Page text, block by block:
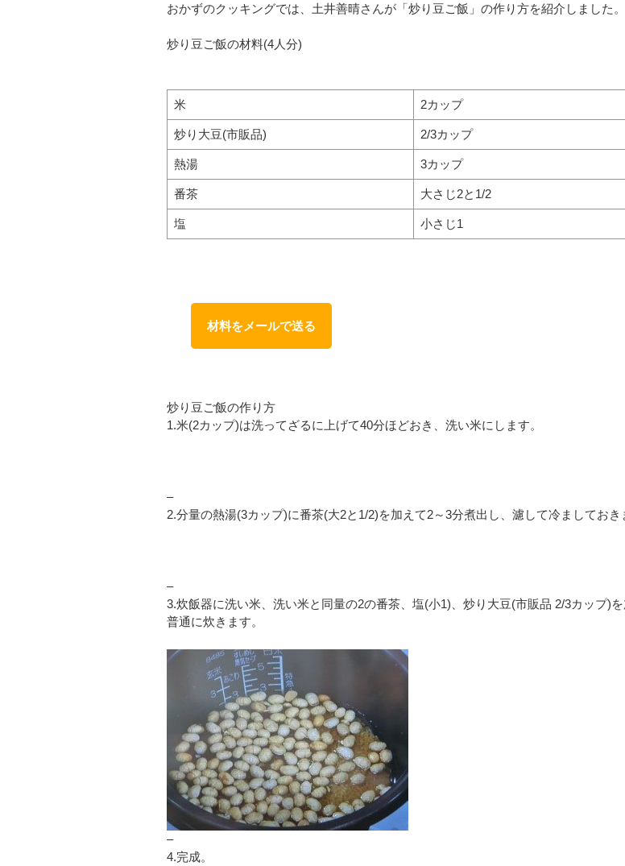
おかずのクッキングでは、土井善晴さんが「炒り豆ご飯」の作り方を紹介しました。
炒り豆ご飯の材料(4人分)
米 2カップ
炒り大豆(市販品) 2/3カップ
熱湯 3カップ
番茶 大さじ2と1/2
塩 小さじ1
材料をメールで送る
炒り豆ご飯の作り方
1.米(2カップ)は洗ってざるに上げて40分ほどおき、洗い米にします。
–
2.分量の熱湯(3カップ)に番茶(大2と1/2)を加えて2～3分煮出し、濾して冷ましておき
–
3.炊飯器に洗い米、洗い米と同量の2の番茶、塩(小1)、炒り大豆(市販品 2/3カップ)を
普通に炊きます。
–
4.完成。